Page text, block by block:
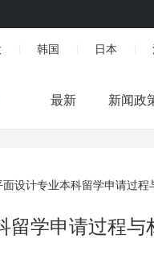
韩国 日本
最新 新闻政
面设计专业本科留学申请过
留学申请过程